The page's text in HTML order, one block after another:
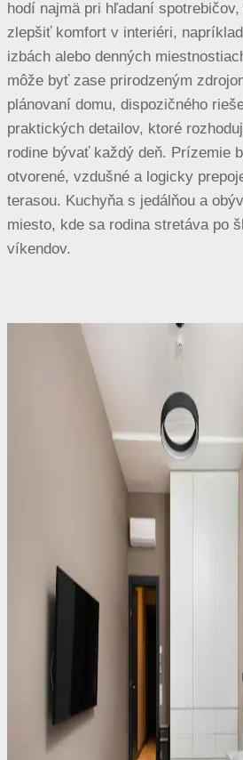
hodí najmä pri hľadaní
zlepšiť komfort v interiéri,
izbách alebo denných
môže byť zase prirodzeným
plánovaní domu, dispozičného
praktických detailov, ktoré
rodine bývať každý deň. Prízemie
otvorené, vzdušné a logicky
terasou. Kuchyňa s jedálňou a
miesto, kde sa rodina stretáva po
víkendov.